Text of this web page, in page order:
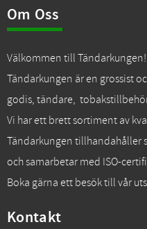
Om Oss
Välkommen till Tändarkungen!
Tändarkungen är en grossist
godis, tändare,
Vi har ett brett sortiment av
Tändarkungen tillhandahåller
och samarbetar med ISO-
Boka gärna ett besök till vår
Kontakt